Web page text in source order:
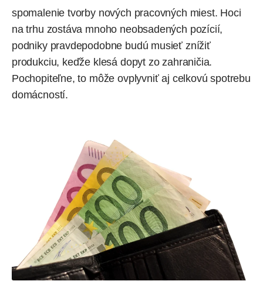
spomalenie tvorby nových pracovných miest. Hoci
na trhu zostáva mnoho neobsadených pozícií,
podniky pravdepodobne budú musieť znížiť
produkciu, keďže klesá dopyt zo zahraničia.
Pochopiteľne, to môže ovplyvniť aj celkovú spotrebu
domácností.